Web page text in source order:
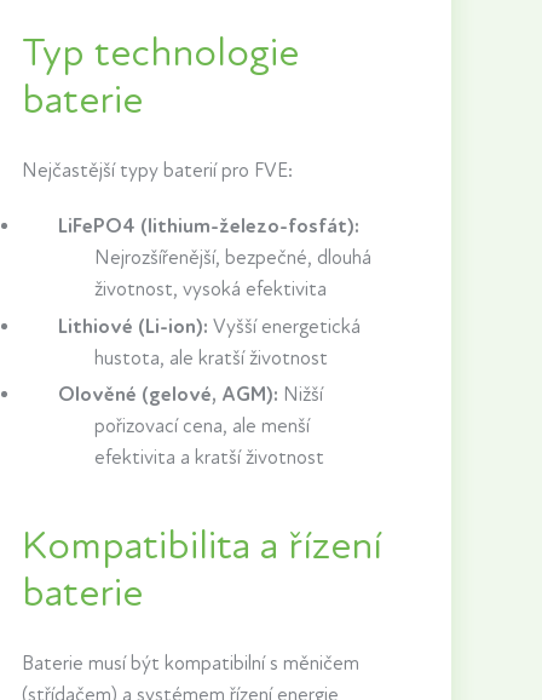
Typ technologie
baterie
Nejčastější typy baterií pro FVE:
LiFePO4 (lithium-železo-fosfát):
Nejrozšířenější, bezpečné, dlouhá
životnost, vysoká efektivita
Lithiové (Li-ion): Vyšší energetická
hustota, ale kratší životnost
Olověné (gelové, AGM): Nižší
pořizovací cena, ale menší
efektivita a kratší životnost
Kompatibilita a řízení
baterie
Baterie musí být kompatibilní s měničem